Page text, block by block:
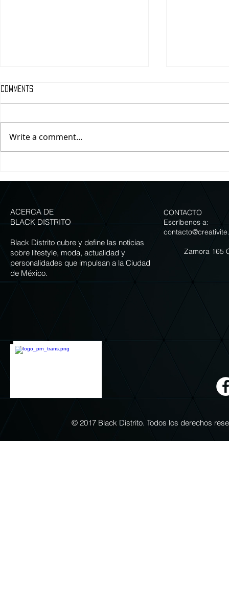
para celebrar la temporada
NOGADA DE LA
Comments
Write a comment...
ACERCA DE
BLACK DISTRITO
Black Distrito cubre y define las noticias
sobre lifestyle, moda, actualidad y
personalidades que impulsan a la Ciudad
de México.
CONTACTO
Escríbenos a:
Zamora 165
© 2017 Black Distrito. Todos los derechos